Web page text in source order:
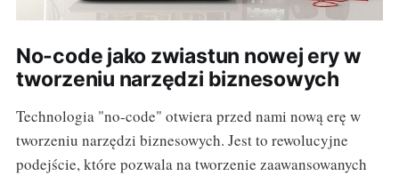
No-code jako zwiastun nowej ery w
tworzeniu narzędzi biznesowych
Technologia "no-code" otwiera przed nami nową erę w
tworzeniu narzędzi biznesowych. Jest to rewolucyjne
podejście, które pozwala na tworzenie zaawansowanych